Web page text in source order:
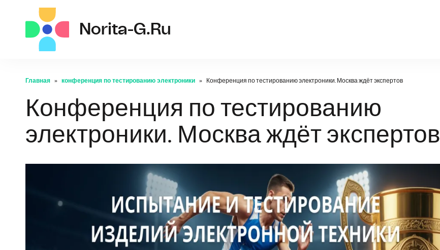
Norita-G.ru
Главная конференция по тестированию электроники Конференция по тестированию электроники. Москва ждёт экспертов
Конференция по тестированию
электроники. Москва ждёт экспертов